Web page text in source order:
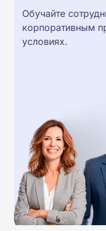
Обучайте
корпоративным
условиях.